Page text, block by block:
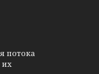
потока
их